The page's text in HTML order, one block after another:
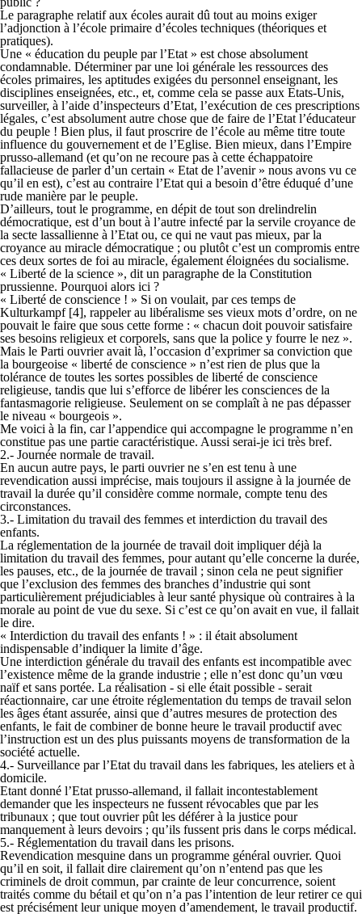
Le paragraphe relatif aux écoles aurait dû tout au moins exiger
l’adjonction à l’école primaire d’écoles techniques (théoriques et
pratiques).
Une « éducation du peuple par l’Etat » est chose absolument
condamnable. Déterminer par une loi générale les ressources des
écoles primaires, les aptitudes exigées du personnel enseignant, les
disciplines enseignées, etc., et, comme cela se passe aux Etats-Unis,
surveiller, à l’aide d’inspecteurs d’Etat, l’exécution de ces prescriptions
légales, c’est absolument autre chose que de faire de l’Etat l’éducateur
du peuple ! Bien plus, il faut proscrire de l’école au même titre toute
influence du gouvernement et de l’Eglise. Bien mieux, dans l’Empire
prusso-allemand (et qu’on ne recoure pas à cette échappatoire
fallacieuse de parler d’un certain « Etat de l’avenir » nous avons vu ce
qu’il en est), c’est au contraire l’Etat qui a besoin d’être éduqué d’une
rude manière par le peuple.
D’ailleurs, tout le programme, en dépit de tout son drelindrelin
démocratique, est d’un bout à l’autre infecté par la servile croyance de
la secte lassallienne à l’Etat ou, ce qui ne vaut pas mieux, par la
croyance au miracle démocratique ; ou plutôt c’est un compromis entre
ces deux sortes de foi au miracle, également éloignées du socialisme.
« Liberté de la science », dit un paragraphe de la Constitution
prussienne. Pourquoi alors ici ?
« Liberté de conscience ! » Si on voulait, par ces temps de
Kulturkampf [4], rappeler au libéralisme ses vieux mots d’ordre, on ne
pouvait le faire que sous cette forme : « chacun doit pouvoir satisfaire
ses besoins religieux et corporels, sans que la police y fourre le nez ».
Mais le Parti ouvrier avait là, l’occasion d’exprimer sa conviction que
la bourgeoise « liberté de conscience » n’est rien de plus que la
tolérance de toutes les sortes possibles de liberté de conscience
religieuse, tandis que lui s’efforce de libérer les consciences de la
fantasmagorie religieuse. Seulement on se complaît à ne pas dépasser
le niveau « bourgeois ».
Me voici à la fin, car l’appendice qui accompagne le programme n’en
constitue pas une partie caractéristique. Aussi serai-je ici très bref.
2.- Journée normale de travail.
En aucun autre pays, le parti ouvrier ne s’en est tenu à une
revendication aussi imprécise, mais toujours il assigne à la journée de
travail la durée qu’il considère comme normale, compte tenu des
circonstances.
3.- Limitation du travail des femmes et interdiction du travail des
enfants.
La réglementation de la journée de travail doit impliquer déjà la
limitation du travail des femmes, pour autant qu’elle concerne la durée,
les pauses, etc., de la journée de travail ; sinon cela ne peut signifier
que l’exclusion des femmes des branches d’industrie qui sont
particulièrement préjudiciables à leur santé physique où contraires à la
morale au point de vue du sexe. Si c’est ce qu’on avait en vue, il fallait
le dire.
« Interdiction du travail des enfants ! » : il était absolument
indispensable d’indiquer la limite d’âge.
Une interdiction générale du travail des enfants est incompatible avec
l’existence même de la grande industrie ; elle n’est donc qu’un vœu
naïf et sans portée. La réalisation - si elle était possible - serait
réactionnaire, car une étroite réglementation du temps de travail selon
les âges étant assurée, ainsi que d’autres mesures de protection des
enfants, le fait de combiner de bonne heure le travail productif avec
l’instruction est un des plus puissants moyens de transformation de la
société actuelle.
4.- Surveillance par l’Etat du travail dans les fabriques, les ateliers et à
domicile.
Etant donné l’Etat prusso-allemand, il fallait incontestablement
demander que les inspecteurs ne fussent révocables que par les
tribunaux ; que tout ouvrier pût les déférer à la justice pour
manquement à leurs devoirs ; qu’ils fussent pris dans le corps médical.
5.- Réglementation du travail dans les prisons.
Revendication mesquine dans un programme général ouvrier. Quoi
qu’il en soit, il fallait dire clairement qu’on n’entend pas que les
criminels de droit commun, par crainte de leur concurrence, soient
traités comme du bétail et qu’on n’a pas l’intention de leur retirer ce qui
est précisément leur unique moyen d’amendement, le travail productif.